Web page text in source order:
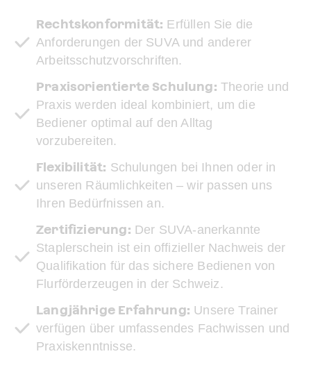
Rechtskonformität: Erfüllen Sie die
Anforderungen der SUVA und anderer
Arbeitsschutzvorschriften.
Praxisorientierte Schulung: Theorie und
Praxis werden ideal kombiniert, um die
Bediener optimal auf den Alltag
vorzubereiten.
Flexibilität: Schulungen bei Ihnen oder in
unseren Räumlichkeiten – wir passen uns
Ihren Bedürfnissen an.
Zertifizierung: Der SUVA-anerkannte
Staplerschein ist ein offizieller Nachweis der
Qualifikation für das sichere Bedienen von
Flurförderzeugen in der Schweiz.
Langjährige Erfahrung: Unsere Trainer
verfügen über umfassendes Fachwissen und
Praxiskenntnisse.